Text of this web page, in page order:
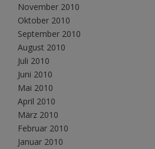
November 2010
Oktober 2010
September 2010
August 2010
Juli 2010
Juni 2010
Mai 2010
April 2010
März 2010
Februar 2010
Januar 2010